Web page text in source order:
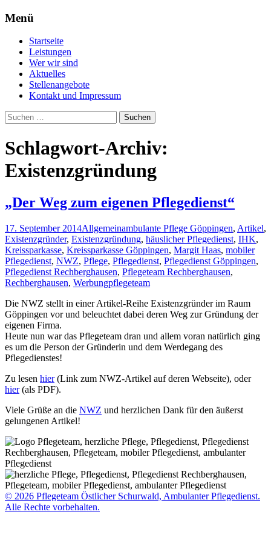
Pflegeteam Östlicher
Schurwald
Pflegedienst Rechberghausen
Menü
Zum
Inhalt
springen
Startseite
Leistungen
Wer wir sind
Aktuelles
Stellenangebote
Kontakt und Impressum
Suchen
nach:
Schlagwort-Archiv:
Existenzgründung
„Der Weg zum eigenen Pflegedienst“
17. September 2014Allgemeinambulante Pflege Göppingen, Artikel,
Existenzgründer, Existenzgründung, häuslicher Pflegedienst, IHK,
Kreissparkasse, Kreissparkasse Göppingen, Margit Haas, mobiler
Pflegedienst, NWZ, Pflege, Pflegedienst, Pflegedienst Göppingen,
Pflegedienst Rechberghausen, Pflegeteam Rechberghausen,
Rechberghausen, Werbungpflegeteam
Die NWZ stellt in einer Artikel-Reihe Existenzgründer im Raum
Göppingen vor und beleuchtet dabei deren Weg zur Gründung der
eigenen Firma.
Heute nun war das Pflegeteam dran und allem voran natürlich ging
es um die Person der Gründerin und dem Werdegang des
Pflegedienstes!
Zu lesen hier(Link zum NWZ-Artikel auf deren Webseite), oder
hier(als PDF).
Viele Grüße an die NWZ und herzlichen Dank für den äußerst
gelungenen Artikel!
© 2026 Pflegeteam Östlicher Schurwald, Ambulanter Pflegedienst.
Alle Rechte vorbehalten.